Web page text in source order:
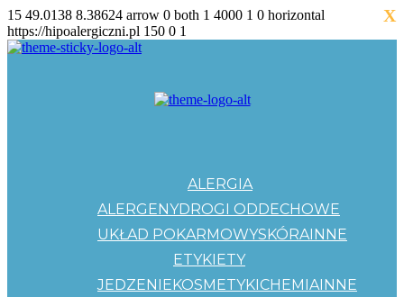
15 49.0138 8.38624 arrow 0 both 1 4000 1 0 horizontal
https://hipoalergiczni.pl 150 0 1
ALERGIA
ALERGENYDROGI ODDECHOWE
UKŁAD POKARMOWYSKÓRAINNE
ETYKIETY
JEDZENIEKOSMETYKICHEMIAINNE
X